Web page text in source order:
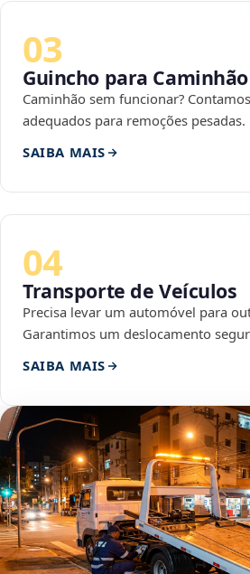
03
Guincho para Caminhão
Caminhão sem funcionar?
adequados para remoções pesadas.
SAIBA MAIS
04
Transporte de Veículos
Precisa levar um automóvel para
Garantimos um deslocamento
SAIBA MAIS